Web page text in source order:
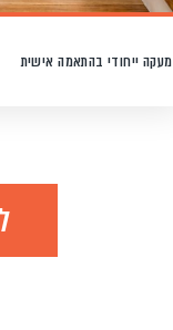
מעקה ייחודי בהתאמה אישית